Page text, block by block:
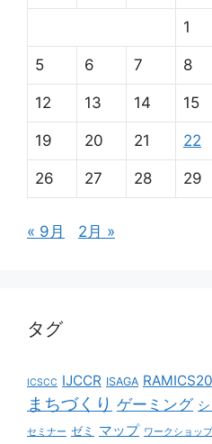
1
5 6 7 8
12 13 14 15
19 20 21 22
26 27 28 29
« 9月 2月 »
タグ
ICSCC IJCCR ISAGA
まちづくり ゲーミング
セミナー ゼミ マップ ワークショップ